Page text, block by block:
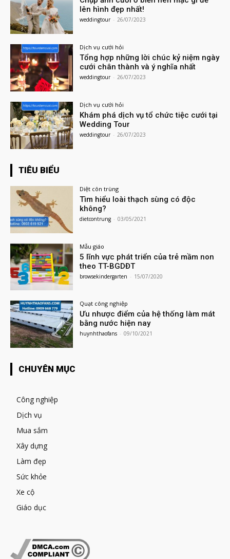
lên hình đẹp nhất!
weddingtour - 26/07/2023
Dịch vụ cưới hỏi
Tổng hợp những lời chúc kỷ niệm ngày
cưới chân thành và ý nghĩa nhất
weddingtour - 26/07/2023
Dịch vụ cưới hỏi
Khám phá dịch vụ tổ chức tiệc cưới tại
Wedding Tour
weddingtour - 26/07/2023
TIÊU BIỂU
Diệt côn trùng
Tìm hiểu loài thạch sùng có độc
không?
dietcontrung - 03/05/2021
Mẫu giáo
5 lĩnh vực phát triển của trẻ mầm non
theo TT-BGDĐT
browsekindergarten - 15/07/2020
Quạt công nghiệp
Ưu nhược điểm của hệ thống làm mát
bằng nước hiện nay
huynhthaofans - 09/10/2021
CHUYÊN MỤC
Công nghiệp
Dịch vụ
Mua sắm
Xây dựng
Làm đẹp
Sức khỏe
Xe cộ
Giáo dục